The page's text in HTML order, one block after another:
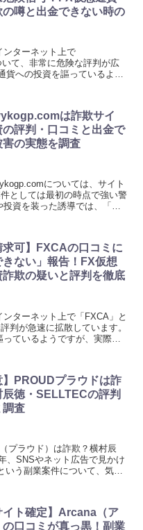
の噂と出金できない時の
ンターネット上で
いて、非常に危険な評判が広
への投資を謳っているよう
は詐欺サイ
の評判・口コミと出金で
害の実態を調査
については、サイト
としては最初の時点で強い警
資を装った誘導では、「誰
求可】FXCAの口コミに
きない」報告！FX仮想
詐欺の疑いと評判を徹底
ターネット上で「FXCA」と
判が急速に拡散しています。
ているようですが、実際に
】PROUDプラウドは詐
徳・SELLTECの評判
調査
プラウド）は詐欺？横村辰
、SNSやネット広告で見かけ
いう副業案件について、気に
イト確定】Arcana（ア
の口コミが真っ黒！副業